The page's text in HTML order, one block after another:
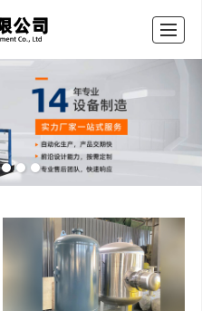
新闻动态